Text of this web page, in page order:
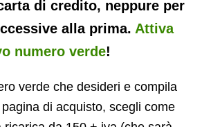
di credito, neppure per
alla prima. Attiva
numero verde!
verde che desideri e compila
di acquisto, scegli come